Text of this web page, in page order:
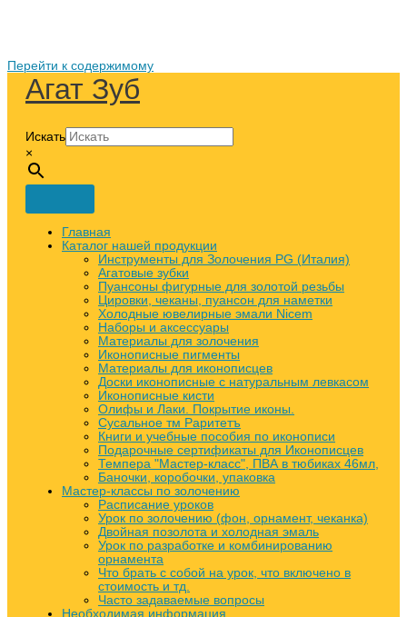
Перейти к содержимому
Агат Зуб
Искать
×
Главная
Каталог нашей продукции
Инструменты для Золочения PG (Италия)
Агатовые зубки
Пуансоны фигурные для золотой резьбы
Цировки, чеканы, пуансон для наметки
Холодные ювелирные эмали Nicem
Наборы и аксессуары
Материалы для золочения
Иконописные пигменты
Материалы для иконописцев
Доски иконописные с натуральным левкасом
Иконописные кисти
Олифы и Лаки. Покрытие иконы.
Сусальное тм Раритетъ
Книги и учебные пособия по иконописи
Подарочные сертификаты для Иконописцев
Темпера "Мастер-класс", ПВА в тюбиках 46мл,
Баночки, коробочки, упаковка
Мастер-классы по золочению
Расписание уроков
Урок по золочению (фон, орнамент, чеканка)
Двойная позолота и холодная эмаль
Урок по разработке и комбинированию
орнамента
Что брать с собой на урок, что включено в
стоимость и тд.
Часто задаваемые вопросы
Необходимая информация